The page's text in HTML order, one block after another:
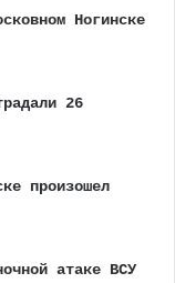
Ногинске
26
произошел
атаке ВСУ